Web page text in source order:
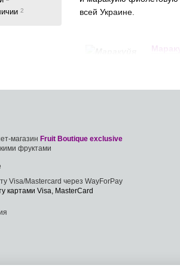
всей Украине.
чаще
Пэшн
сморщенная кожура это
2
магазин Fruit Boutique exclusive
фруктами